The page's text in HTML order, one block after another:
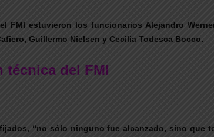
FMI estuvieron los funcionarios Alejandro
Guillermo Nielsen y Cecilia Todesca Bocco.
técnica del FMI
“no sólo ninguno fue alcanzado, sino que